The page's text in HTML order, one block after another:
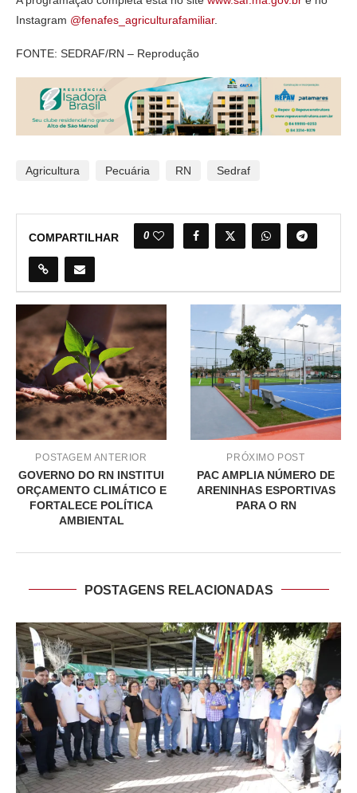
Instagram @fenafes_agriculturafamiliar.
FONTE: SEDRAF/RN – Reprodução
Agricultura Pecuária RN Sedraf
COMPARTILHAR 0
POSTAGEM ANTERIOR
GOVERNO DO RN INSTITUI
ORÇAMENTO CLIMÁTICO E
FORTALECE POLÍTICA
AMBIENTAL
PRÓXIMO POST
PAC AMPLIA NÚMERO DE
ARENINHAS ESPORTIVAS
PARA O RN
POSTAGENS RELACIONADAS